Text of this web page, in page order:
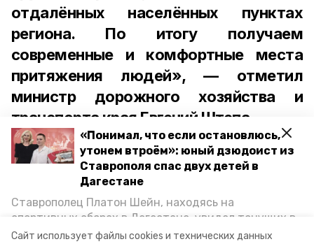
Сайт использует файлы cookies и технических данных
«Понимал, что если остановлюсь,
утонем втроём»: юный дзюдоист из
Ставрополя спас двух детей в
Дагестане
Ставрополец Платон Шейн, находясь на
спортивных сборах в Дегестане, увидел тонущих в
Каспийском море детей и бросился на помощь. По
отдалённых населённых пунктах
региона. По итогу получаем
современные и комфортные места
притяжения людей», — отметил
министр дорожного хозяйства и
транспорта края Евгений Штепа.
На Ставрополье уделяется особое
внимание благоустройству. Как
подчеркнулгубернатор Владимир